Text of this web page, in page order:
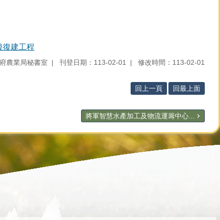
復建工程
農業局秘書室 刊登日期：113-02-01 修改時間：113-02-01
回上一頁 回最上面
將軍智慧水產加工及物流運籌中心...